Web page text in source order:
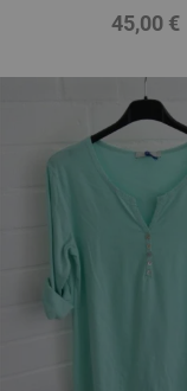
Preis
45,00 €